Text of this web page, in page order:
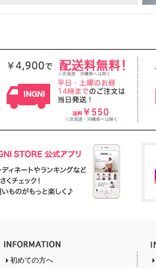
初めての方へ